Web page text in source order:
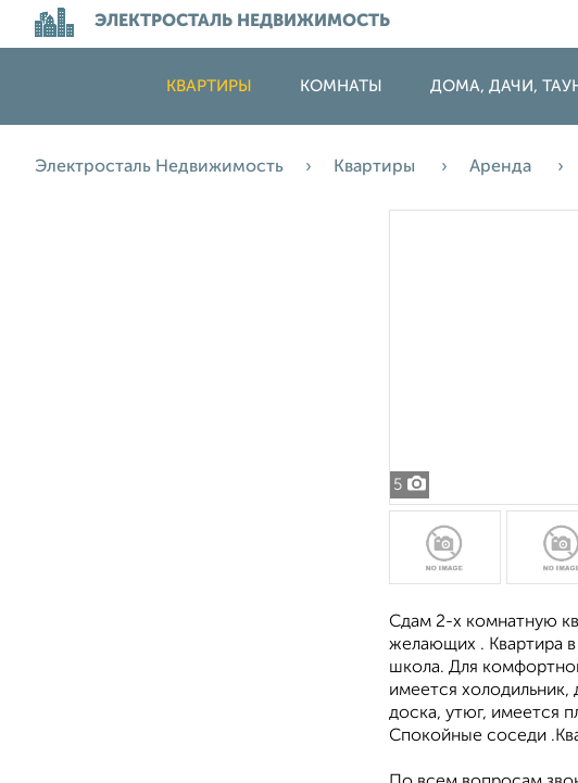
ЭЛЕКТРОСТАЛЬ НЕДВИЖИМОСТЬ
КВАРТИРЫ КОМНАТЫ ДОМА, ДАЧИ,
Электросталь Недвижимость Квартиры Аренда
5
Сдам 2-х комнатную
желающих . Квартира в
школа. Для
имеется холодильник,
доска, утюг, имеется
Спокойные соседи